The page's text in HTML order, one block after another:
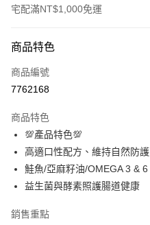
宅配滿NT$1,000免運
信用卡一次付款
LINE Pay
街口支付
悠遊付
ATM付款
運送方式
商品特色
商品編號
7762168
商品特色
💯產品特色💯
高適口性配方、維持自然防
鮭魚/亞麻籽油/OMEGA 3 & 6
益生菌與酵素照護腸道健康
銷售重點